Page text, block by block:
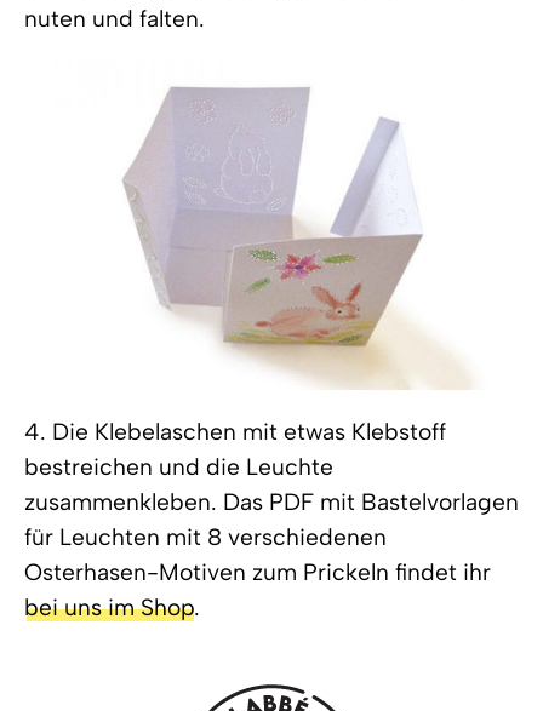
nuten und falten.
4. Die Klebelaschen mit etwas Klebstoff
bestreichen und die Leuchte
zusammenkleben. Das PDF mit Bastelvorlagen
für Leuchten mit 8 verschiedenen
Osterhasen-Motiven zum Prickeln findet ihr
bei uns im Shop.